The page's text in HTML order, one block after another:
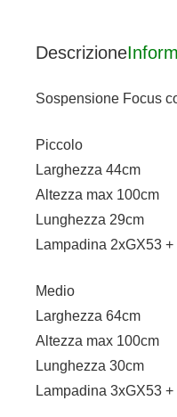
Descrizione
Sospensione Focus
Piccolo
Larghezza 44cm
Altezza max 100cm
Lunghezza 29cm
Lampadina 2xGX53 +
Medio
Larghezza 64cm
Altezza max 100cm
Lunghezza 30cm
Lampadina 3xGX53 +